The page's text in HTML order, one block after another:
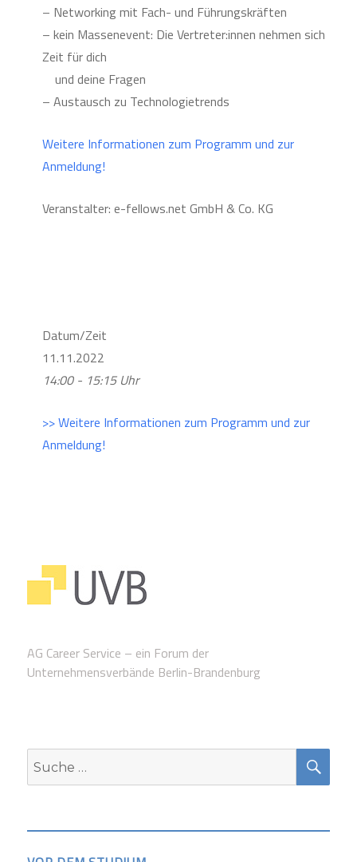
– Networking mit Fach- und Führungskräften
– kein Massenevent: Die Vertreter:innen nehmen sich
Zeit für dich
und deine Fragen
– Austausch zu Technologietrends
Weitere Informationen zum Programm und zur
Anmeldung!
Veranstalter: e-fellows.net GmbH & Co. KG
Datum/Zeit
11.11.2022
14:00 - 15:15 Uhr
>> Weitere Informationen zum Programm und zur
Anmeldung!
AG Career Service – ein Forum der
Unternehmensverbände Berlin-Brandenburg
Suche
nach: